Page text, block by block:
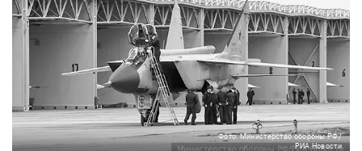
Фото: Министерство обороны РФ/
РИА Новости